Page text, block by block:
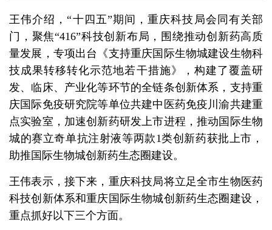
王伟介绍，“十四五”期间，重庆科技局会同有关部
门，聚焦“416”科技创新布局，围绕推动创新药高质
量发展，专项出台《支持重庆国际生物城建设生物科
技成果转移转化示范地若干措施》，构建了覆盖研
发、临床、产业化等环节的全链条创新体系，支持重
庆国际免疫研究院等单位共建中医药免疫川渝共建重
点实验室，加速创新药研发上市进程，推动国际生物
城的赛立奇单抗注射液等两款1类创新药获批上市，
助推国际生物城创新药生态圈建设。
王伟表示，接下来，重庆科技局将立足全市生物医药
科技创新体系和重庆国际生物城创新药生态圈建设，
重点抓好以下三个方面。